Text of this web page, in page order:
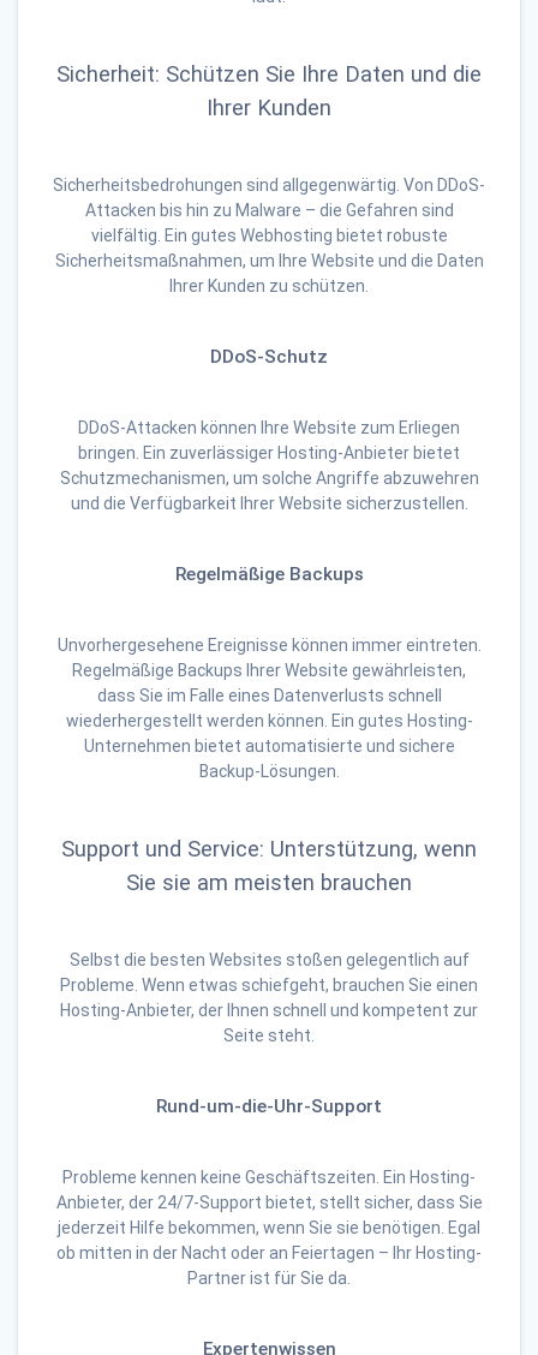
Sicherheit: Schützen Sie Ihre Daten und die
Ihrer Kunden
Sicherheitsbedrohungen sind allgegenwärtig. Von DDoS-
Attacken bis hin zu Malware – die Gefahren sind
vielfältig. Ein gutes Webhosting bietet robuste
Sicherheitsmaßnahmen, um Ihre Website und die Daten
Ihrer Kunden zu schützen.
DDoS-Schutz
DDoS-Attacken können Ihre Website zum Erliegen
bringen. Ein zuverlässiger Hosting-Anbieter bietet
Schutzmechanismen, um solche Angriffe abzuwehren
und die Verfügbarkeit Ihrer Website sicherzustellen.
Regelmäßige Backups
Unvorhergesehene Ereignisse können immer eintreten.
Regelmäßige Backups Ihrer Website gewährleisten,
dass Sie im Falle eines Datenverlusts schnell
wiederhergestellt werden können. Ein gutes Hosting-
Unternehmen bietet automatisierte und sichere
Backup-Lösungen.
Support und Service: Unterstützung, wenn
Sie sie am meisten brauchen
Selbst die besten Websites stoßen gelegentlich auf
Probleme. Wenn etwas schiefgeht, brauchen Sie einen
Hosting-Anbieter, der Ihnen schnell und kompetent zur
Seite steht.
Rund-um-die-Uhr-Support
Probleme kennen keine Geschäftszeiten. Ein Hosting-
Anbieter, der 24/7-Support bietet, stellt sicher, dass Sie
jederzeit Hilfe bekommen, wenn Sie sie benötigen. Egal
ob mitten in der Nacht oder an Feiertagen – Ihr Hosting-
Partner ist für Sie da.
Expertenwissen